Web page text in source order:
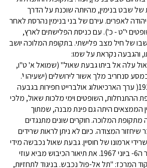
של שבט בנימין, מהיותה שוכנת על הדרך
לאפרים. עירם של בני בנימין נהרסת לאחר
י"ט - כ'). עם כניסת הפלישתים לארץ,
של חיל מצב פלישתי. בתקופת המלוכה יושב
והגבעה נקראת על שמו:
עלה אל ביתו גבעת שאול" (שמואל א' ט"ו,
סנחריב מלך אשור לירושלים (ישעיהו י'.
29). בשנות העשרים )1923( ערך הארכיאולוג אולברייט חפירות בגבעה
ההתנחלות, השופטים וימי מלכות שאול, מלכי
הממצאים היתה גם פינת מבנה, שמתוך
המלוכה. חוקרים שונים מתנגדים
המצודה. כיום לא ניתן לראות שרידים
ארמונו של חוסיין. גבעת שאול נכבשה מידי
כוחות הלגיון הירדני בבוקר ה6- ביוני 1967. את תיאור הכיבוש מביא עוזי
המרכז: "תל אל-פול נכבש. בניגוד לתחזיות,